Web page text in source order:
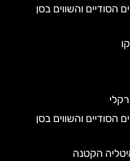
הסודיים והשווים בסן
הסודיים והשווים בסן
הקטנה